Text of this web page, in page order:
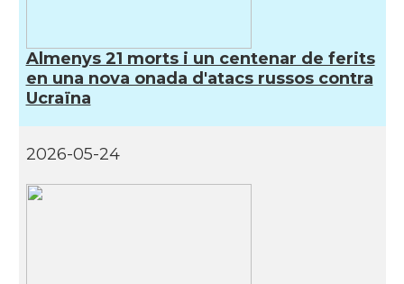
Almenys 21 morts i un centenar de ferits
en una nova onada d'atacs russos contra
Ucraïna
2026-05-24